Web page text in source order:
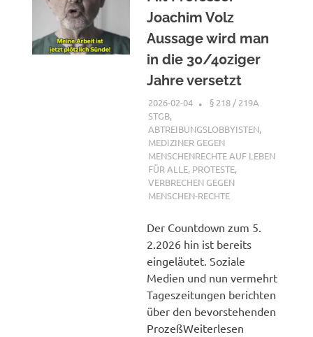
Joachim Volz
Aussage wird man
in die 30/40ziger
Jahre versetzt
2026-02-04 XX
§ 218 / 219A
STGB,
ABTREIBUNGSLOBBYISTEN,
MEDIZINER GEGEN
MENSCHENRECHTE AUF LEBEN
FÜR ALLE, PROTESTE,
VERBRECHEN GEGEN
MENSCHEN-RECHTE
Der Countdown zum 5.
2.2026 hin ist bereits
eingeläutet. Soziale
Medien und nun vermehrt
Tageszeitungen berichten
über den bevorstehenden
ProzeßWeiterlesen